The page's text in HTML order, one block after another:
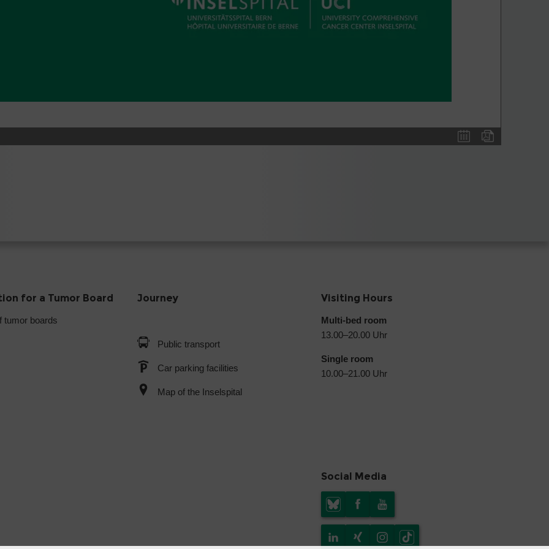
for a Tumor Board
tumor boards
Journey
Public transport
Car parking facilities
Map of the Inselspital
Visiting Hours
Multi-bed room
13.00–20.00 Uhr
Single room
10.00–21.00 Uhr
Social Media